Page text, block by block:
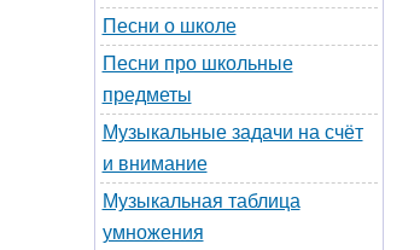
Песни о школе
Песни про школьные
предметы
Музыкальные задачи на счёт
и внимание
Музыкальная таблица
умножения